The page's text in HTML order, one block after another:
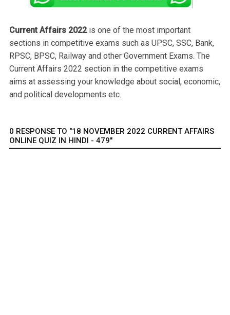
Current Affairs 2022is one of the most important
sections in competitive exams such as UPSC, SSC, Bank,
RPSC, BPSC, Railway and other Government Exams. The
Current Affairs 2022 section in the competitive exams
aims at assessing your knowledge about social, economic,
and political developments etc.
0 RESPONSE TO "18 NOVEMBER 2022 CURRENT AFFAIRS
ONLINE QUIZ IN HINDI - 479"